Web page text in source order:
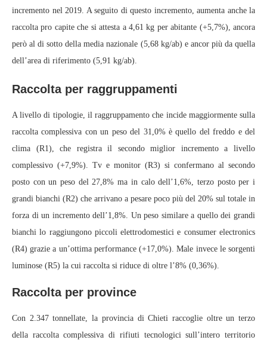
incremento nel 2019. A seguito di questo incremento, aumenta anche la
raccolta pro capite che si attesta a 4,61 kg per abitante (+5,7%), ancora
però al di sotto della media nazionale (5,68 kg/ab) e ancor più da quella
dell’area di riferimento (5,91 kg/ab).
Raccolta per raggruppamenti
A livello di tipologie, il raggruppamento che incide maggiormente sulla
raccolta complessiva con un peso del 31,0% è quello del freddo e del
clima (R1), che registra il secondo miglior incremento a livello
complessivo (+7,9%). Tv e monitor (R3) si confermano al secondo
posto con un peso del 27,8% ma in calo dell’1,6%, terzo posto per i
grandi bianchi (R2) che arrivano a pesare poco più del 20% sul totale in
forza di un incremento dell’1,8%. Un peso similare a quello dei grandi
bianchi lo raggiungono piccoli elettrodomestici e consumer electronics
(R4) grazie a un’ottima performance (+17,0%). Male invece le sorgenti
luminose (R5) la cui raccolta si riduce di oltre l’8% (0,36%).
Raccolta per province
Con 2.347 tonnellate, la provincia di Chieti raccoglie oltre un terzo
della raccolta complessiva di rifiuti tecnologici sull’intero territorio